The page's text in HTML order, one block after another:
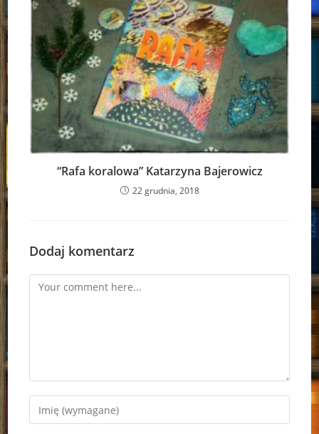
“Rafa koralowa” Katarzyna Bajerowicz
22 grudnia, 2018
Dodaj komentarz
Comment
Enter
your